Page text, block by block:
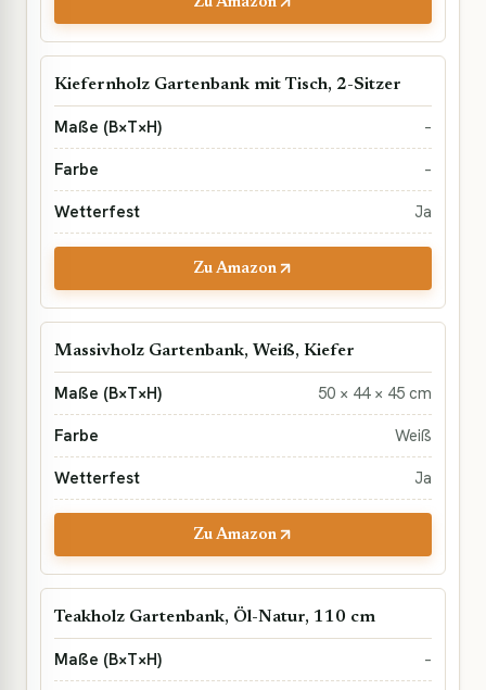
Kiefernholz Gartenbank mit Tisch, 2-Sitzer
–
–
Ja
Zu Amazon
Massivholz Gartenbank, Weiß, Kiefer
50 × 44 × 45 cm
Weiß
Ja
Zu Amazon
Teakholz Gartenbank, Öl-Natur, 110 cm
–